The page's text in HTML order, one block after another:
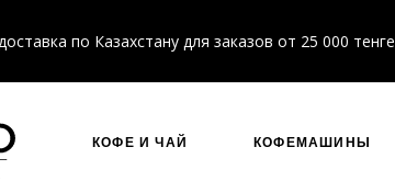
по Казахстану для заказов от 25 000 тенге
КОФЕ И ЧАЙ КОФЕМАШИНЫ